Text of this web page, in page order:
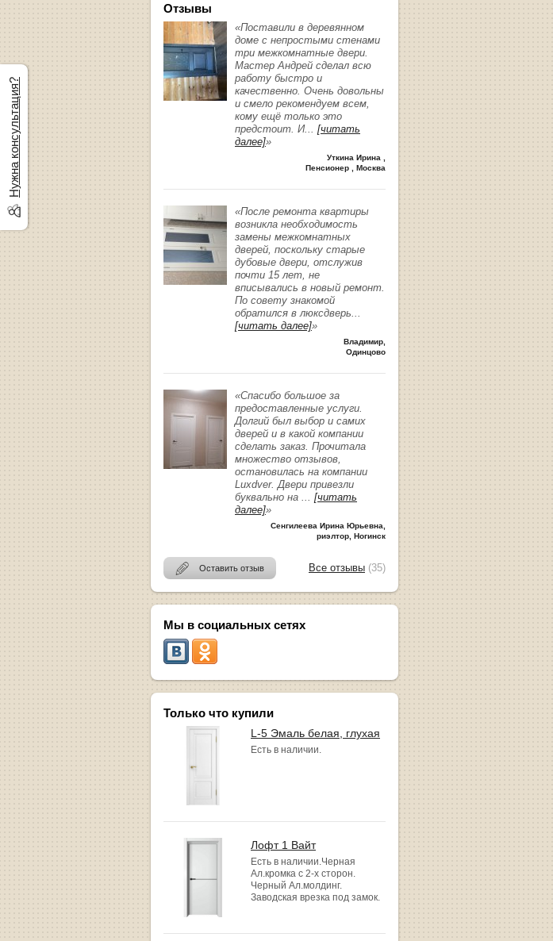
Отзывы
«Поставили в деревянном
доме с непростыми стенами
три межкомнатные двери.
Мастер Андрей сделал всю
работу быстро и
качественно. Очень довольны
и смело рекомендуем всем,
кому ещё только это
предстоит. И... [читать
далее]»
Уткина Ирина ,
Пенсионер , Москва
«После ремонта квартиры
возникла необходимость
замены межкомнатных
дверей, поскольку старые
дубовые двери, отслужив
почти 15 лет, не
вписывались в новый ремонт.
По совету знакомой
обратился в люксдверь...
[читать далее]»
Владимир,
Одинцово
«Спасибо большое за
предоставленные услуги.
Долгий был выбор и самих
дверей и в какой компании
сделать заказ. Прочитала
множество отзывов,
остановилась на компании
Luxdver. Двери привезли
буквально на ... [читать
далее]»
Сенгилеева Ирина Юрьевна,
риэлтор, Ногинск
Оставить отзыв Все отзывы (35)
Мы в социальных сетях
Только что купили
L-5 Эмаль белая, глухая
Есть в наличии.
Лофт 1 Вайт
Есть в наличии.Черная
Ал.кромка с 2-х сторон.
Черный Ал.молдинг.
Заводская врезка под замок.
Нужна консультация?